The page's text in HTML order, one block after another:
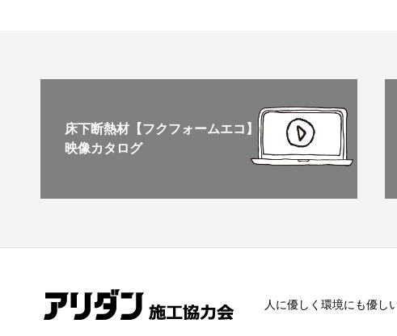
床下断熱材【フクフォームエコ】
映像カタログ
人に優しく環境にも優し